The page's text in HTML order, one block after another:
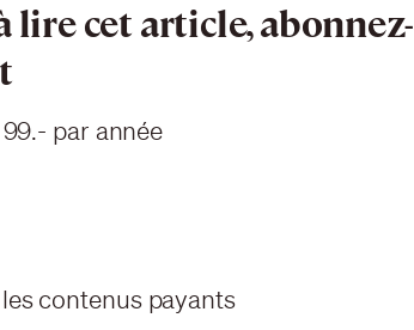
lire cet article, abonnez-
par année
contenus payants